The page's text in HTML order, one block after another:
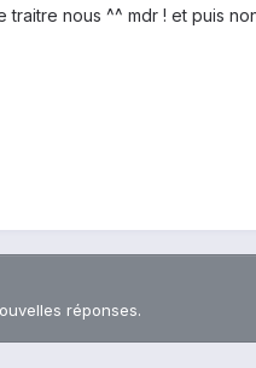
nous ^^ mdr ! et puis
réponses.